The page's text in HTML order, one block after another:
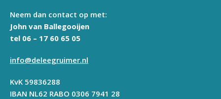
Neem dan contact op met:
John van Ballegooijen
tel 06 – 17 60 65 05
info@deleegruimer.nl
KvK 59836288
IBAN NL62 RABO 0306 7941 28